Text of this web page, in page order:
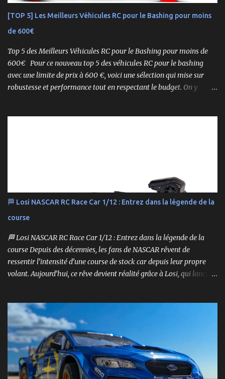
assemblé Moteur thermique KE21SP avec lanceur manuel
Électronique installée Carrosserie peinte et décorée Radio à volant
[TOP 5] Les Meilleurs Véhicules RC pour le Bashing pour moins
de 600€
Top 5 des Meilleurs Véhicules RC pour le Bashing pour moins de
600€ Pour ce nouveau top 5 des véhicules RC pour le bashing
avec une limite de prix à 600 €, voici une sélection qui mise sur
robustesse et performance tout en respectant le budget. On y
🏁 Losi NASCAR RC Race Car 1/12 : Entrez dans la légende de la
course
🏁 Losi NASCAR RC Race Car 1/12 : Entrez dans la légende de la
course Depuis des décennies, les fans de NASCAR rêvent de
ressentir l’intensité d’une course de stock car depuis leur propre
volant. Aujourd’hui, ce rêve devient réalité grâce à Losi, qui lance
foncer sur n’importe quelle surface plate. Voici le Losi NASCAR RC
Race Car , dans sa version Ryan Blaney No. 12 Advance Auto Parts
Ford Mustang RTR 2025 .